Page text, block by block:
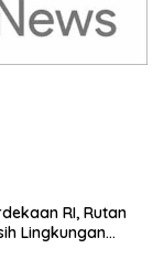
RI, Rutan
Lingkungan